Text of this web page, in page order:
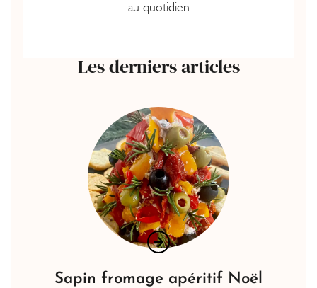
au quotidien
Les derniers articles
Sapin fromage apéritif Noël